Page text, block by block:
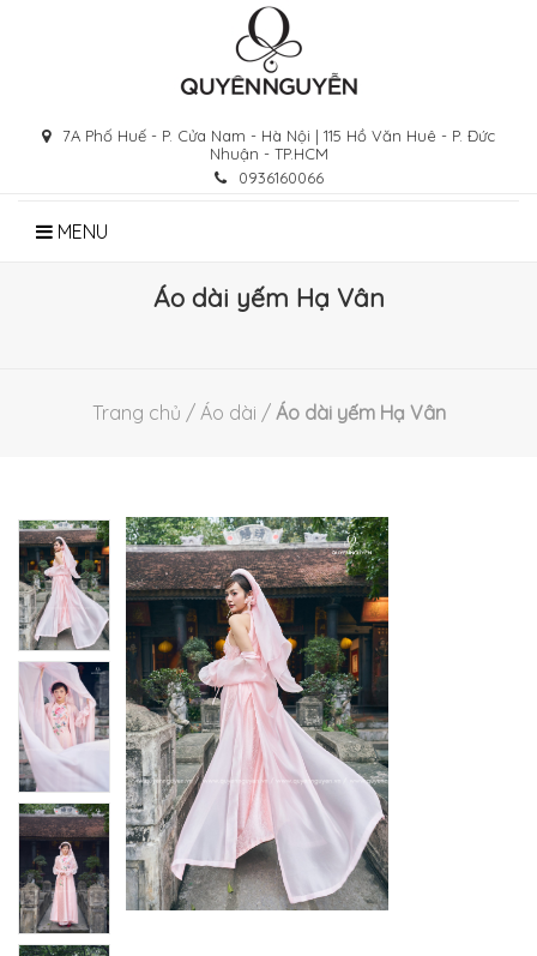
7A Phố Huế - P. Cửa Nam - Hà Nội | 115 Hồ Văn Huê - P. Đức
Nhuận - TP.HCM
0936160066
MENU
Áo dài yếm Hạ Vân
Trang chủ / Áo dài / Áo dài yếm Hạ Vân